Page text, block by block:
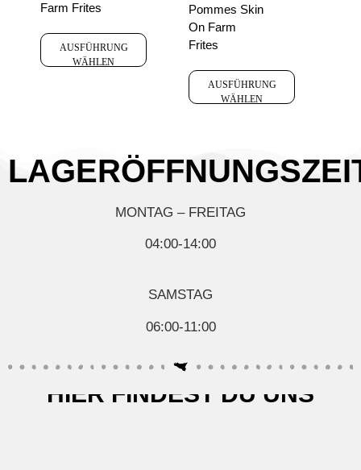
Farm Frites
AUSFÜHRUNG
WÄHLEN
Pommes Skin
On Farm
Frites
AUSFÜHRUNG
WÄHLEN
MONTAG – FREITAG
04:00-14:00
SAMSTAG
06:00-11:00
HIER FINDEST DU UNS